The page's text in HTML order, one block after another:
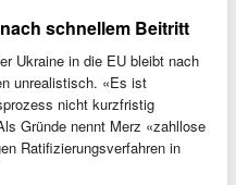
schnellem Beitritt
Ukraine in die EU bleibt nach
unrealistisch. «Es ist
nicht kurzfristig
Gründe nennt Merz «zahllose
Ratifizierungsverfahren in